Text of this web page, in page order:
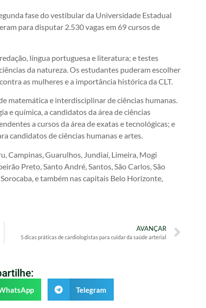
fase do vestibular da Universidade Estadual
para disputar 2.530 vagas em 69 cursos de
língua portuguesa e literatura; e testes
da natureza. Os estudantes puderam escolher
as mulheres e a importância histórica da CLT.
matemática e interdisciplinar de ciências humanas.
e química, a candidatos da área de ciências
a cursos da área de exatas e tecnológicas; e
candidatos de ciências humanas e artes.
Campinas, Guarulhos, Jundiaí, Limeira, Mogi
Preto, Santo André, Santos, São Carlos, São
e também nas capitais Belo Horizonte,
AVANÇAR
5 dicas práticas de cardiologistas para cuidar da saúde arterial
Telegram